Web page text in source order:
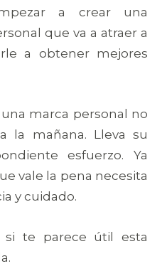
a crear una
que va a atraer a
a obtener mejores
marca personal no
la mañana. Lleva su
esfuerzo. Ya
vale la pena necesita
y cuidado.
si te parece útil esta